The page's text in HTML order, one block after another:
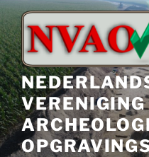
Ga
naar
de
inhoud